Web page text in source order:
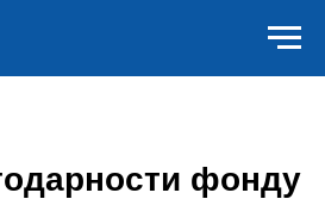
фонду